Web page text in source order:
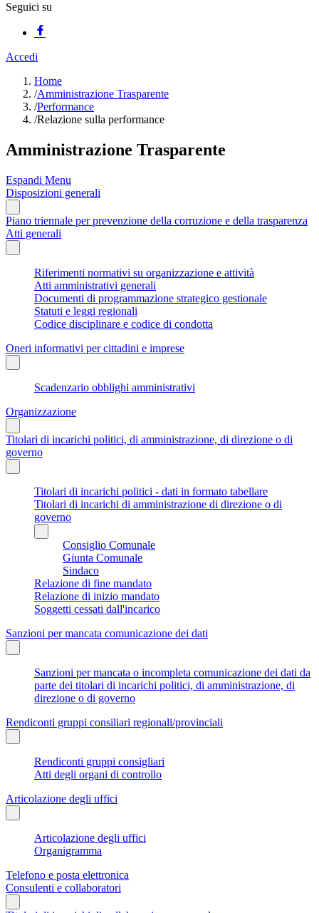
Seguici su
Accedi
Home
/Amministrazione Trasparente
/Performance
/Relazione sulla performance
Amministrazione Trasparente
Espandi Menu
Disposizioni generali
Piano triennale per prevenzione della corruzione e della trasparenza
Atti generali
Riferimenti normativi su organizzazione e attività
Atti amministrativi generali
Documenti di programmazione strategico gestionale
Statuti e leggi regionali
Codice disciplinare e codice di condotta
Oneri informativi per cittadini e imprese
Scadenzario obblighi amministrativi
Organizzazione
Titolari di incarichi politici, di amministrazione, di direzione o di
governo
Titolari di incarichi politici - dati in formato tabellare
Titolari di incarichi di amministrazione di direzione o di
governo
Consiglio Comunale
Giunta Comunale
Sindaco
Relazione di fine mandato
Relazione di inizio mandato
Soggetti cessati dall'incarico
Sanzioni per mancata comunicazione dei dati
Sanzioni per mancata o incompleta comunicazione dei dati da
parte dei titolari di incarichi politici, di amministrazione, di
direzione o di governo
Rendiconti gruppi consiliari regionali/provinciali
Rendiconti gruppi consigliari
Atti degli organi di controllo
Articolazione degli uffici
Articolazione degli uffici
Organigramma
Telefono e posta elettronica
Consulenti e collaboratori